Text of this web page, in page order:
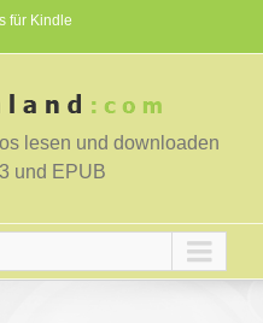
für Kindle
lesen und downloaden
und EPUB